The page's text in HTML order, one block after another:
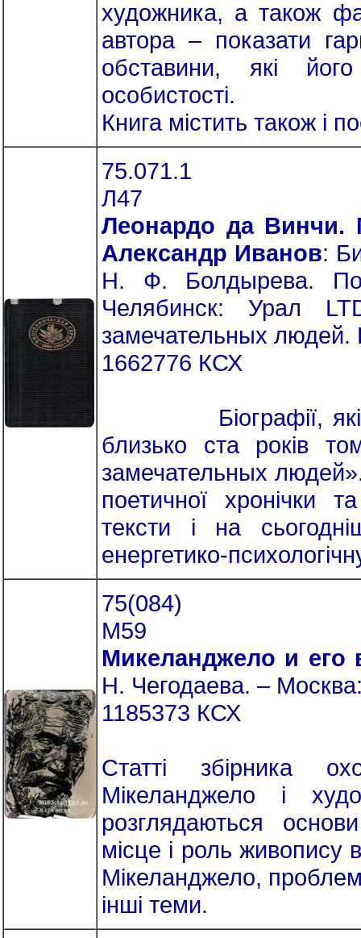
художника, а також
автора – показати
обставини, які
особистості.
Книга містить також і
75.071.1
Л47
Леонардо да Винчи.
Александр Иванов:
Н. Ф. Болдырева.
Челябинск: Урал
замечательных людей.
1662776 КСХ
Біографії, які
близько ста років
замечательных
поетичної хронічки
тексти і на
енергетико-
75(084)
М59
Микеланджело и его
Н. Чегодаева. –
1185373 КСХ
Статті збірника
Мікеланджело і
розглядаються
місце і роль живопису в
Мікеланджело,
інші теми.